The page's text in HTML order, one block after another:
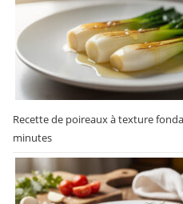
Recette de poireaux à texture
minutes